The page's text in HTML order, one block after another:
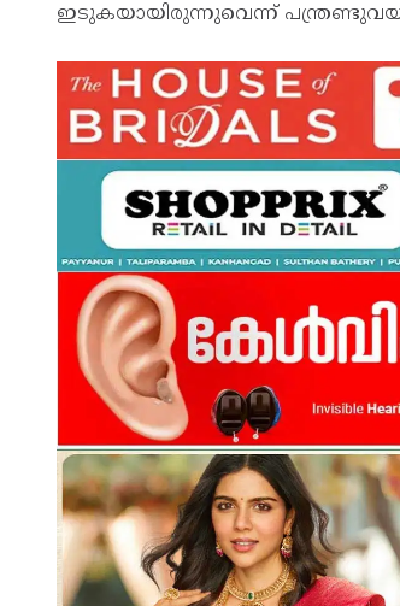
ഇടുകയായിരുന്നുവെന്ന്‌